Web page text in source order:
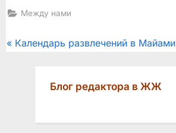
Между нами
Post
P
Календарь развлечений в Майами
Блог редактора в ЖЖ